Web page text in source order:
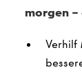
morgen –
Verhilf